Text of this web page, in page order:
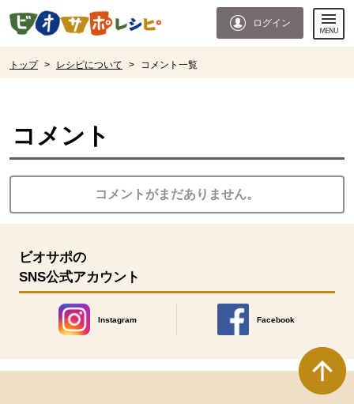
ページの先頭です。
ログイン
トップ > レシピについて > コメント一覧
コメント
コメントがまだありません。
ビオサポの
SNS公式アカウント
Instagram
別のウィンドウで開きます。
Facebook
別のウィンドウで開きます